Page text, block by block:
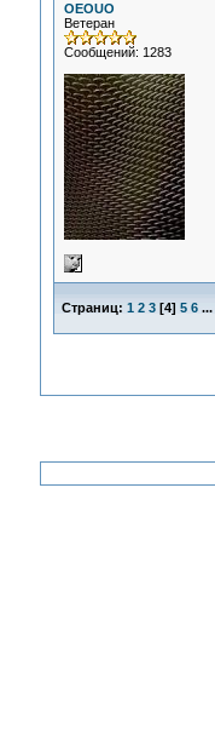
OEOUO
Ветеран
Сообщений: 1283
Страниц: 1 2 3[4] 5 6 ...